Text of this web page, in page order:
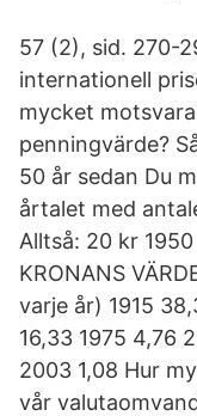
57 (2), sid. 270-
internationell
mycket
penningvärde?
50 år sedan Du
årtalet med
Alltså: 20 kr
KRONANS
varje år) 1915
16,33 1975 4,76
2003 1,08 Hur
vår